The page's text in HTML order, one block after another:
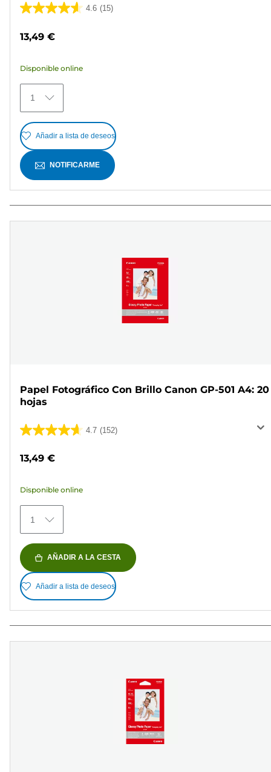
4.6 (15)
4.6
5
15
reseñas
13,49 €
Disponible online
1
Añadir a lista de deseos
NOTIFICARME
Papel Fotográfico Con Brillo Canon GP-501 A4: 20
hojas
4.7 (152)
4.7
152
reseñas
13,49 €
Disponible online
1
AÑADIR A LA CESTA
Añadir a lista de deseos